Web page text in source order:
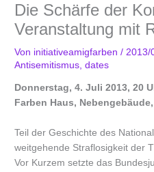
Die Schärfe der
Veranstaltung mit
Von initiativeamigfarben/
Antisemitismus ,dates
Donnerstag, 4. Juli 2013, 20
Farben Haus,
Teil der Geschichte des
weitgehende Straflosigkeit der
Vor Kurzem setzte das